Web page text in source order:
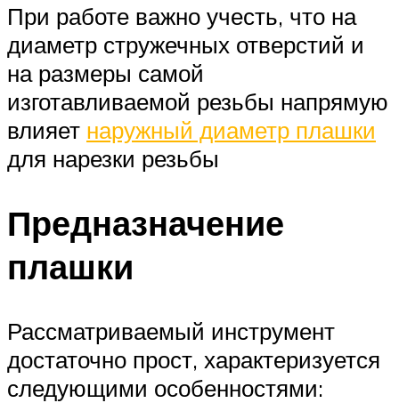
При работе важно учесть, что на
диаметр стружечных отверстий и
на размеры самой
изготавливаемой резьбы напрямую
влияет наружный диаметр плашки
для нарезки резьбы
Предназначение
плашки
Рассматриваемый инструмент
достаточно прост, характеризуется
следующими особенностями: